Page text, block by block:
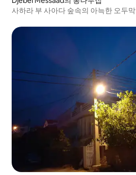
사하라 부 사아다 숲속의 아늑한 오두막